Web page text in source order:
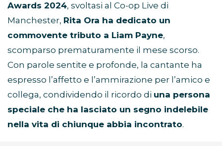
Awards 2024, svoltasi al Co-op Live di
Manchester, Rita Ora ha dedicato un
commovente tributo a Liam Payne,
scomparso prematuramente il mese scorso.
Con parole sentite e profonde, la cantante ha
espresso l’affetto e l’ammirazione per l’amico e
collega, condividendo il ricordo di una persona
speciale che ha lasciato un segno indelebile
nella vita di chiunque abbia incontrato.